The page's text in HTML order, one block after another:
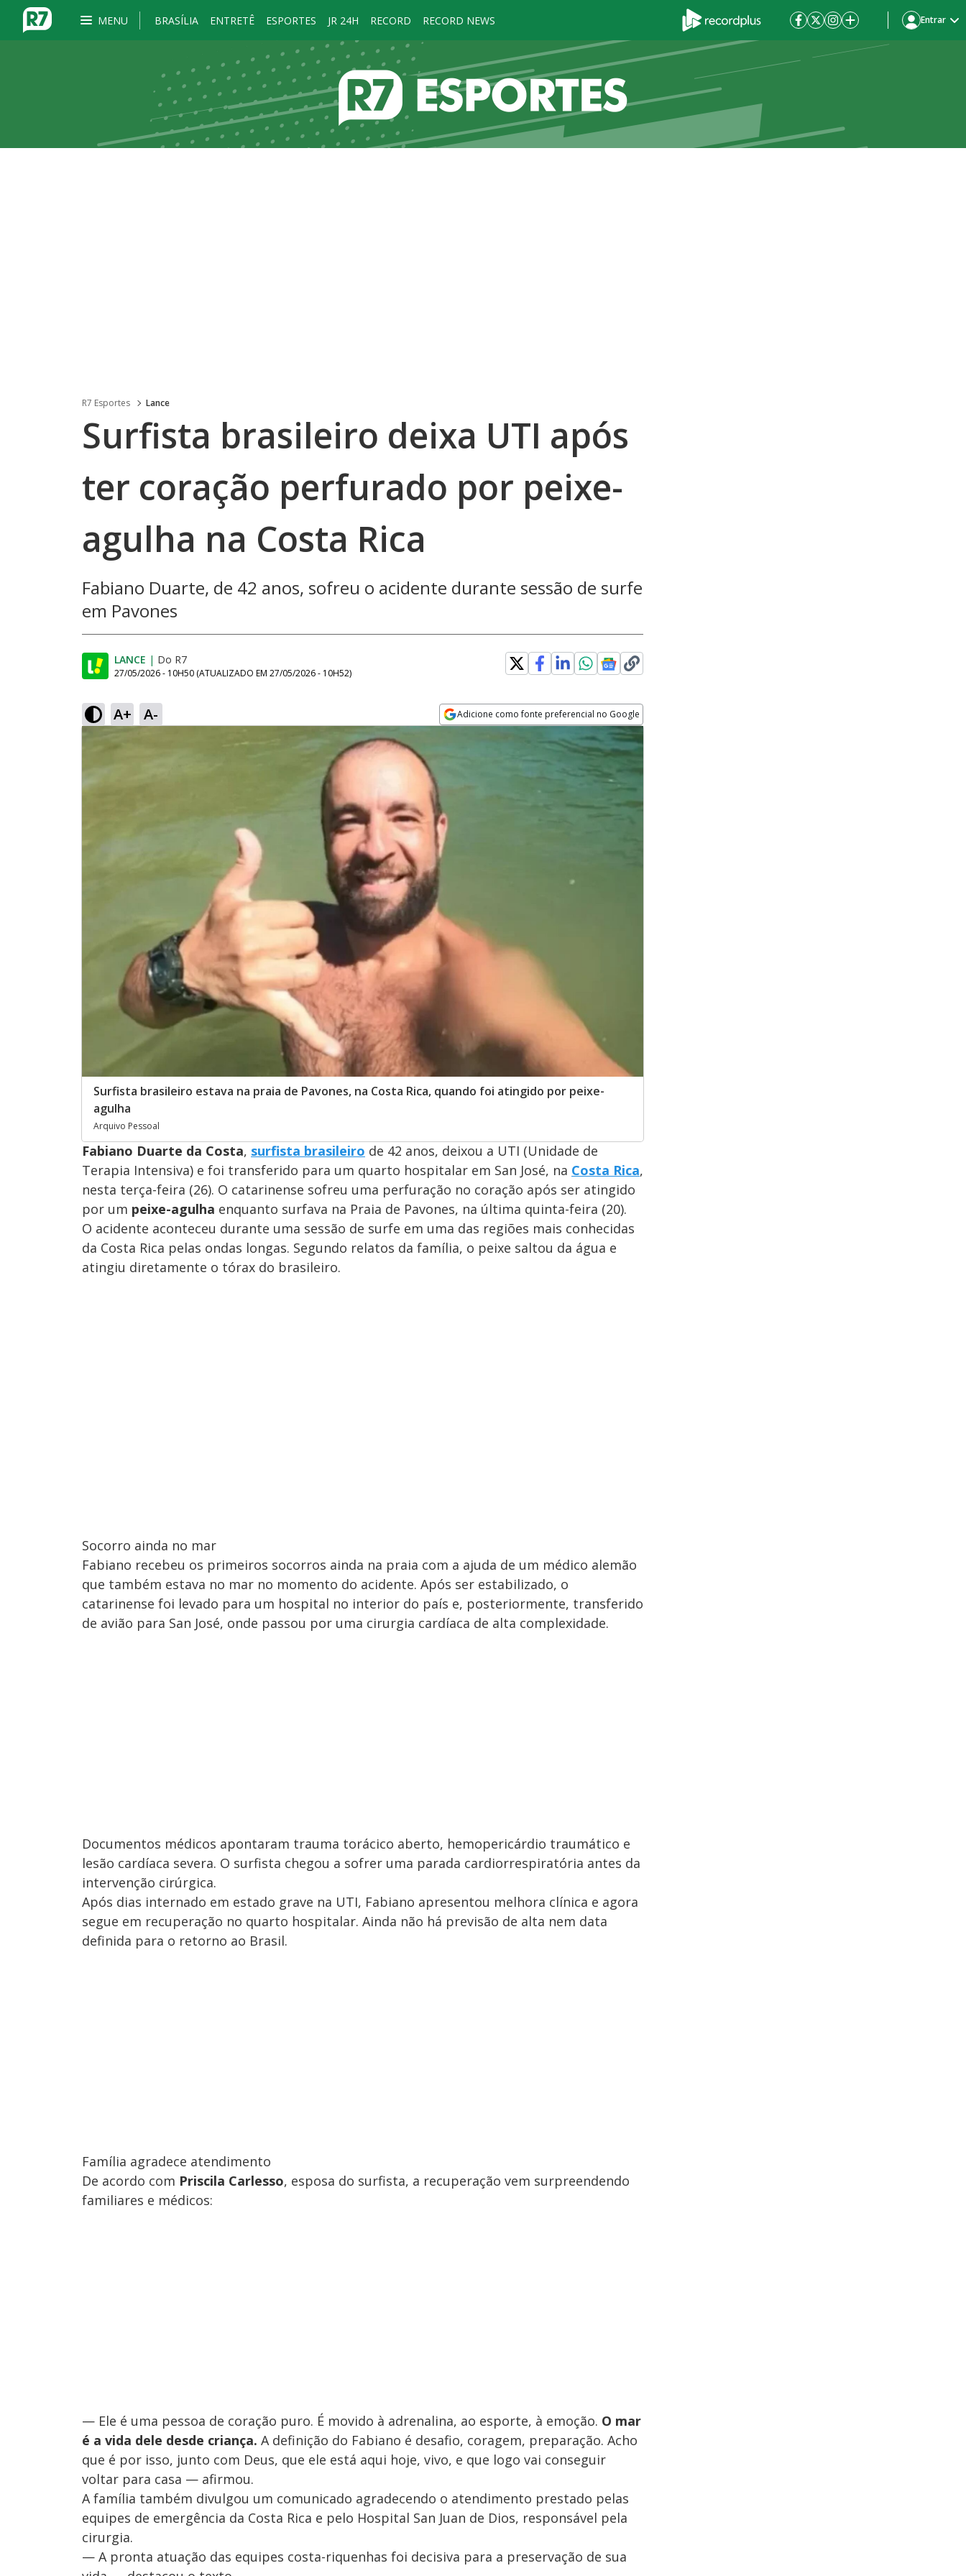
MENU BRASÍLIA ENTRETÊ ESPORTES JR 24H RECORD RECORD NEWS Entrar
R7 Esportes Lance
Surfista brasileiro deixa UTI após
ter coração perfurado por peixe-
agulha na Costa Rica
Fabiano Duarte, de 42 anos, sofreu o acidente durante sessão de surfe
em Pavones
LANCE | Do R7
27/05/2026 - 10H50 (ATUALIZADO EM 27/05/2026 - 10H52)
A+ A- Adicione como fonte preferencial no Google
Opens in new window
Surfista brasileiro estava na praia de Pavones, na Costa Rica, quando foi atingido por peixe-
agulha
Arquivo Pessoal
Fabiano Duarte da Costa, surfista brasileiro de 42 anos, deixou a UTI (Unidade de
Terapia Intensiva) e foi transferido para um quarto hospitalar em San José, na Costa Rica,
nesta terça-feira (26). O catarinense sofreu uma perfuração no coração após ser atingido
por um peixe-agulha enquanto surfava na Praia de Pavones, na última quinta-feira (20).
O acidente aconteceu durante uma sessão de surfe em uma das regiões mais conhecidas
da Costa Rica pelas ondas longas. Segundo relatos da família, o peixe saltou da água e
atingiu diretamente o tórax do brasileiro.
Socorro ainda no mar
Fabiano recebeu os primeiros socorros ainda na praia com a ajuda de um médico alemão
que também estava no mar no momento do acidente. Após ser estabilizado, o
catarinense foi levado para um hospital no interior do país e, posteriormente, transferido
de avião para San José, onde passou por uma cirurgia cardíaca de alta complexidade.
Documentos médicos apontaram trauma torácico aberto, hemopericárdio traumático e
lesão cardíaca severa. O surfista chegou a sofrer uma parada cardiorrespiratória antes da
intervenção cirúrgica.
Após dias internado em estado grave na UTI, Fabiano apresentou melhora clínica e agora
segue em recuperação no quarto hospitalar. Ainda não há previsão de alta nem data
definida para o retorno ao Brasil.
Família agradece atendimento
De acordo com Priscila Carlesso, esposa do surfista, a recuperação vem surpreendendo
familiares e médicos:
— Ele é uma pessoa de coração puro. É movido à adrenalina, ao esporte, à emoção. O mar
é a vida dele desde criança. A definição do Fabiano é desafio, coragem, preparação. Acho
que é por isso, junto com Deus, que ele está aqui hoje, vivo, e que logo vai conseguir
voltar para casa — afirmou.
A família também divulgou um comunicado agradecendo o atendimento prestado pelas
equipes de emergência da Costa Rica e pelo Hospital San Juan de Dios, responsável pela
cirurgia.
— A pronta atuação das equipes costa-riquenhas foi decisiva para a preservação de sua